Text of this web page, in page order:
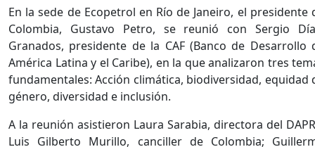
En la sede de Ecopetrol en Río de Janeiro, el presidente
Colombia, Gustavo Petro, se reunió con Sergio
Granados, presidente de la CAF (Banco de Desarrollo
América Latina y el Caribe), en la que analizaron tres
fundamentales: Acción climática, biodiversidad, equidad
género, diversidad e inclusión.
A la reunión asistieron Laura Sarabia, directora del
Luis Gilberto Murillo, canciller de Colombia;